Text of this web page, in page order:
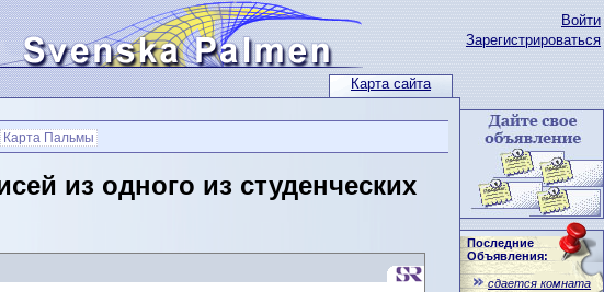
Карта сайта
Войти
Зарегистрироваться
Последние
Объявления:
сдается комната
Карта Пальмы
из одного из студенческих